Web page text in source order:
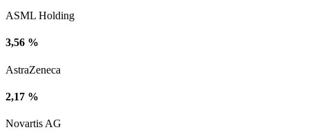
ASML Holding
3,56 %
AstraZeneca
2,17 %
Novartis AG